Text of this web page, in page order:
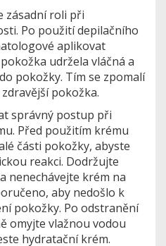
zásadní roli při
Po použití depilačního
aplikovat
udržela vláčná a
pokožky. Tím se zpomalí
pokožka.
správný postup při
Před použitím krému
části pokožky, abyste
reakci. Dodržujte
nenechávejte krém na
aby nedošlo k
pokožky. Po odstranění
omyjte vlažnou vodou
hydratační krém.